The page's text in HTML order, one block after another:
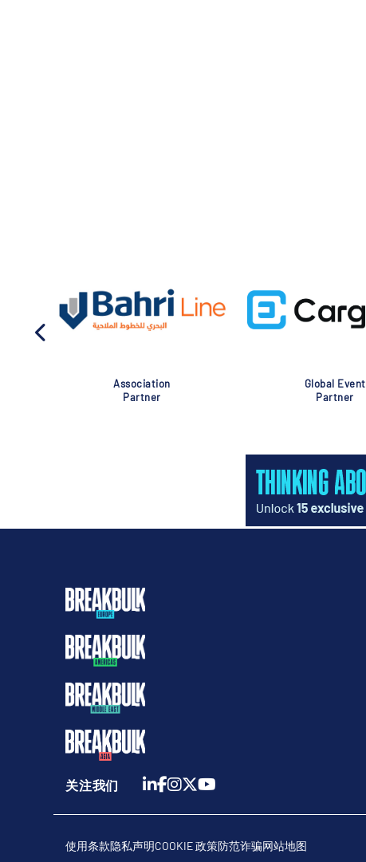
Association
Partner
Global Event
Partner
关注我们
使用条款隐私声明COOKIE 政策防范诈骗网站地图